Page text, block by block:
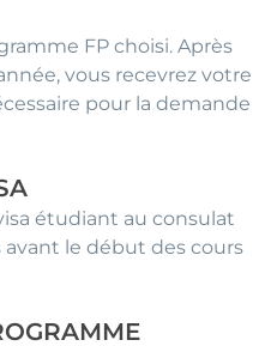
FP choisi. Après
vous recevrez votre
pour la demande
étudiant au consulat
le début des cours